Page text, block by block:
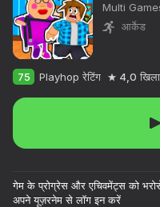
Multi
आर्केड
75 Playhop रेटिंग 4,0
गेम के प्रोग्रेस और एचिवमेंट्स को
अपने यूज़रनेम से लॉग इन करें